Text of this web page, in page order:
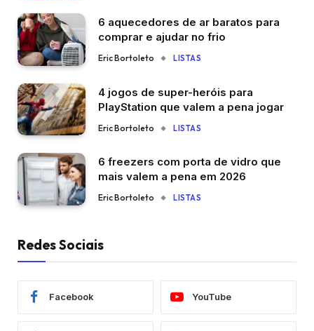
6 aquecedores de ar baratos para
comprar e ajudar no frio
Eric Bortoleto LISTAS
4 jogos de super-heróis para
PlayStation que valem a pena jogar
Eric Bortoleto LISTAS
6 freezers com porta de vidro que
mais valem a pena em 2026
Eric Bortoleto LISTAS
Redes Sociais
Facebook YouTube